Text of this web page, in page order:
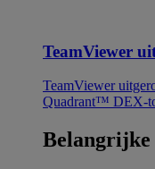
TeamViewer
TeamViewer
Quadrant™ DEX-
Belangrijke